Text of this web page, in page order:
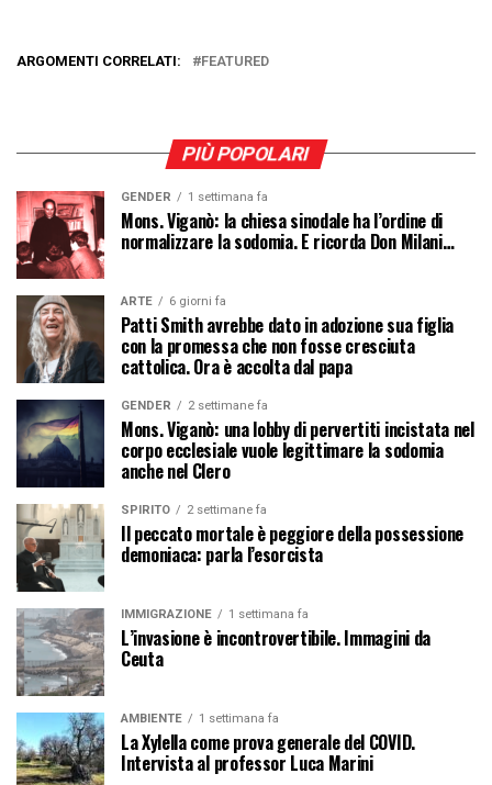
ARGOMENTI CORRELATI: FEATURED
PIÙ POPOLARI
GENDER 1 settimana fa
Mons. Viganò: la chiesa sinodale ha l’ordine di
normalizzare la sodomia. E ricorda Don Milani…
ARTE 6 giorni fa
Patti Smith avrebbe dato in adozione sua figlia
con la promessa che non fosse cresciuta
cattolica. Ora è accolta dal papa
GENDER 2 settimane fa
Mons. Viganò: una lobby di pervertiti incistata nel
corpo ecclesiale vuole legittimare la sodomia
anche nel Clero
SPIRITO 2 settimane fa
Il peccato mortale è peggiore della possessione
demoniaca: parla l’esorcista
IMMIGRAZIONE 1 settimana fa
L’invasione è incontrovertibile. Immagini da
Ceuta
AMBIENTE 1 settimana fa
La Xylella come prova generale del COVID.
Intervista al professor Luca Marini